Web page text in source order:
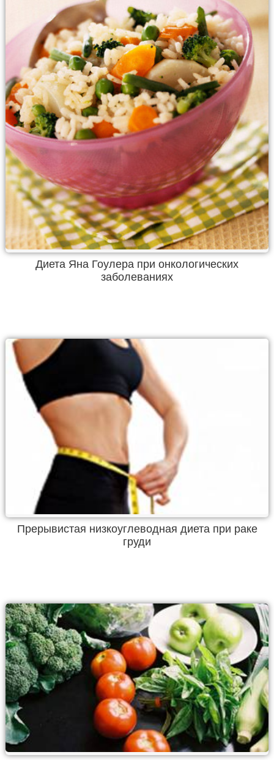
Диета Яна Гоулера при онкологических
заболеваниях
Прерывистая низкоуглеводная диета при раке
груди